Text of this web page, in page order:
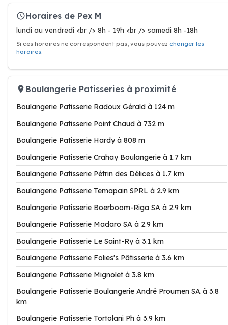
Horaires de Pex M
lundi au vendredi <br /> 8h - 19h <br /> samedi 8h -18h
Si ces horaires ne correspondent pas, vous pouvez changer les
horaires.
Boulangerie Patisseries à proximité
Boulangerie Patisserie Radoux Gérald à 124 m
Boulangerie Patisserie Point Chaud à 732 m
Boulangerie Patisserie Hardy à 808 m
Boulangerie Patisserie Crahay Boulangerie à 1.7 km
Boulangerie Patisserie Pétrin des Délices à 1.7 km
Boulangerie Patisserie Temapain SPRL à 2.9 km
Boulangerie Patisserie Boerboom-Riga SA à 2.9 km
Boulangerie Patisserie Madaro SA à 2.9 km
Boulangerie Patisserie Le Saint-Ry à 3.1 km
Boulangerie Patisserie Folies's Pâtisserie à 3.6 km
Boulangerie Patisserie Mignolet à 3.8 km
Boulangerie Patisserie Boulangerie André Proumen SA à 3.8
km
Boulangerie Patisserie Tortolani Ph à 3.9 km